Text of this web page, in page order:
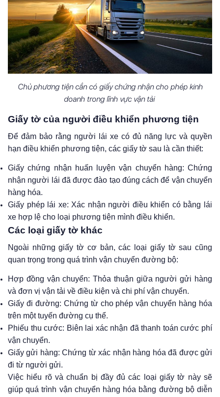
Chủ phương tiện cần có giấy chứng nhận cho phép kinh
doanh trong lĩnh vực vận tải
Giấy tờ của người điều khiển phương tiện
Để đảm bảo rằng người lái xe có đủ năng lực và quyền
hạn điều khiển phương tiện, các giấy tờ sau là cần thiết:
Giấy chứng nhận huấn luyện vận chuyển hàng: Chứng
nhận người lái đã được đào tạo đúng cách để vận chuyển
hàng hóa.
Giấy phép lái xe: Xác nhận người điều khiển có bằng lái
xe hợp lệ cho loại phương tiện mình điều khiển.
Các loại giấy tờ khác
Ngoài những giấy tờ cơ bản, các loại giấy tờ sau cũng
quan trọng trong quá trình vận chuyển đường bộ:
Hợp đồng vận chuyển: Thỏa thuận giữa người gửi hàng
và đơn vị vận tải về điều kiện và chi phí vận chuyển.
Giấy đi đường: Chứng từ cho phép vận chuyển hàng hóa
trên một tuyến đường cụ thể.
Phiếu thu cước: Biên lai xác nhận đã thanh toán cước phí
vận chuyển.
Giấy gửi hàng: Chứng từ xác nhận hàng hóa đã được gửi
đi từ người gửi.
Việc hiểu rõ và chuẩn bị đầy đủ các loại giấy tờ này sẽ
giúp quá trình vận chuyển hàng hóa bằng đường bộ diễn